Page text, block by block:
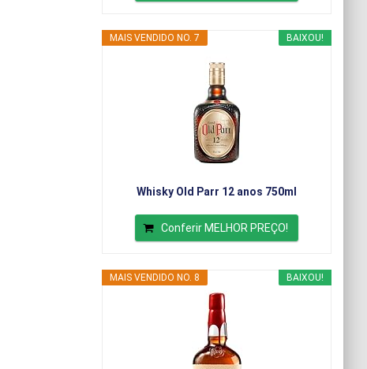
BAIXOU!
MAIS VENDIDO NO. 7
Whisky Old Parr 12 anos 750ml
Conferir MELHOR PREÇO!
BAIXOU!
MAIS VENDIDO NO. 8